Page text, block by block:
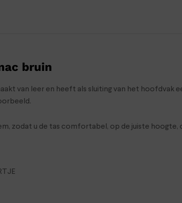
bruin
van leer en heeft als sluiting van het hoofdvak
zodat u de tas comfortabel, op de juiste hoogte,